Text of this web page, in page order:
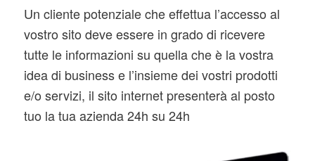
Un cliente potenziale che effettua l’accesso al
vostro sito deve essere in grado di ricevere
tutte le informazioni su quella che è la vostra
idea di business e l’insieme dei vostri prodotti
e/o servizi, il sito internet presenterà al posto
tuo la tua azienda 24h su 24h